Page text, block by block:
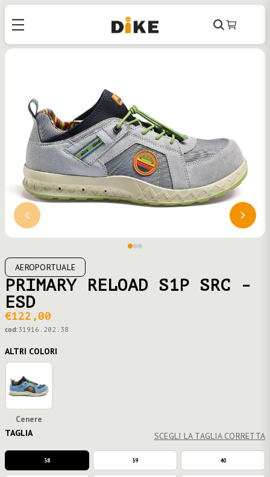
Cerca
Carrello
AEROPORTUALE
PRIMARY RELOAD S1P SRC -
ESD
€122,00
cod:31916.202.38
ALTRI COLORI
Cenere
TAGLIA
SCEGLI LA TAGLIA CORRETTA
38 39 40